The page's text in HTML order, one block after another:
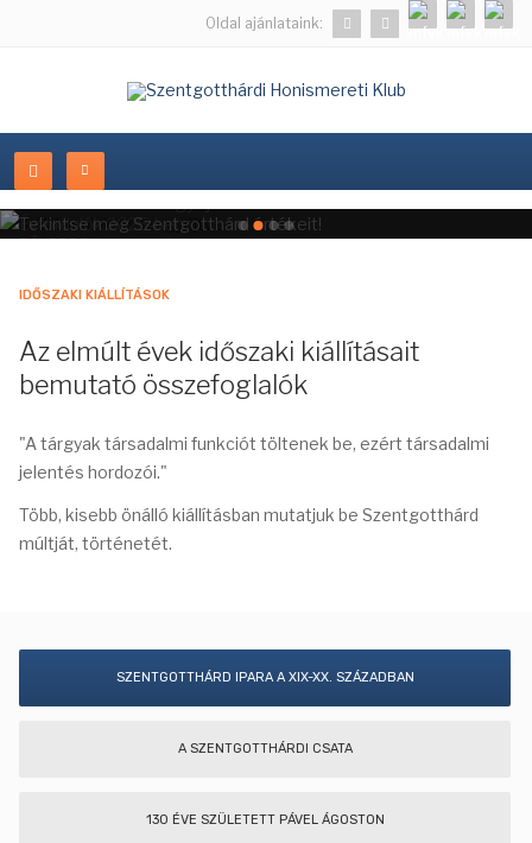
Oldal ajánlataink:
BŐVEBBEN...
IDŐSZAKI KIÁLLÍTÁSOK
Az elmúlt évek időszaki kiállításait
bemutató összefoglalók
"A tárgyak társadalmi funkciót töltenek be, ezért társadalmi
jelentés hordozói."
Több, kisebb önálló kiállításban mutatjuk be Szentgotthárd
múltját, történetét.
SZENTGOTTHÁRD IPARA A XIX-XX. SZÁZADBAN
A SZENTGOTTHÁRDI CSATA
130 ÉVE SZÜLETETT PÁVEL ÁGOSTON